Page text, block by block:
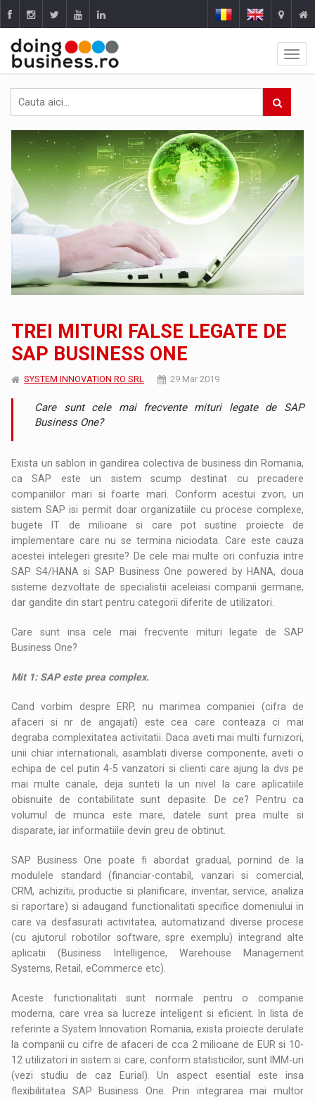
TREI MITURI FALSE LEGATE DE
SAP BUSINESS ONE
SYSTEM INNOVATION RO SRL 29 Mar 2019
Care sunt cele mai frecvente mituri legate de SAP
Business One?
Exista un sablon in gandirea colectiva de business din Romania,
ca SAP este un sistem scump destinat cu precadere
companiilor mari si foarte mari. Conform acestui zvon, un
sistem SAP isi permit doar organizatiile cu procese complexe,
bugete IT de milioane si care pot sustine proiecte de
implementare care nu se termina niciodata. Care este cauza
acestei intelegeri gresite? De cele mai multe ori confuzia intre
SAP S4/HANA si SAP Business One powered by HANA, doua
sisteme dezvoltate de specialistii aceleiasi companii germane,
dar gandite din start pentru categorii diferite de utilizatori.
Care sunt insa cele mai frecvente mituri legate de SAP
Business One?
Mit 1: SAP este prea complex.
Cand vorbim despre ERP, nu marimea companiei (cifra de
afaceri si nr de angajati) este cea care conteaza ci mai
degraba complexitatea activitatii. Daca aveti mai multi furnizori,
unii chiar internationali, asamblati diverse componente, aveti o
echipa de cel putin 4-5 vanzatori si clienti care ajung la dvs pe
mai multe canale, deja sunteti la un nivel la care aplicatiile
obisnuite de contabilitate sunt depasite. De ce? Pentru ca
volumul de munca este mare, datele sunt prea multe si
disparate, iar informatiile devin greu de obtinut.
SAP Business One poate fi abordat gradual, pornind de la
modulele standard (financiar-contabil, vanzari si comercial,
CRM, achizitii, productie si planificare, inventar, service, analiza
si raportare) si adaugand functionalitati specifice domeniului in
care va desfasurati activitatea, automatizand diverse procese
(cu ajutorul robotilor software, spre exemplu) integrand alte
aplicatii (Business Intelligence, Warehouse Management
Systems, Retail, eCommerce etc).
Aceste functionalitati sunt normale pentru o companie
moderna, care vrea sa lucreze inteligent si eficient. In lista de
referinte a System Innovation Romania, exista proiecte derulate
la companii cu cifre de afaceri de cca 2 milioane de EUR si 10-
12 utilizatori in sistem si care, conform statisticilor, sunt IMM-uri
(vezi studiu de caz Eurial). Un aspect esential este insa
flexibilitatea SAP Business One. Prin integrarea mai multor